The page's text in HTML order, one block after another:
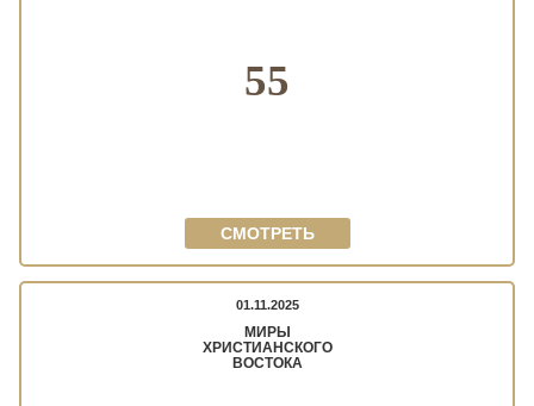
55
СМОТРЕТЬ
01.11.2025
МИРЫ
ХРИСТИАНСКОГО
ВОСТОКА